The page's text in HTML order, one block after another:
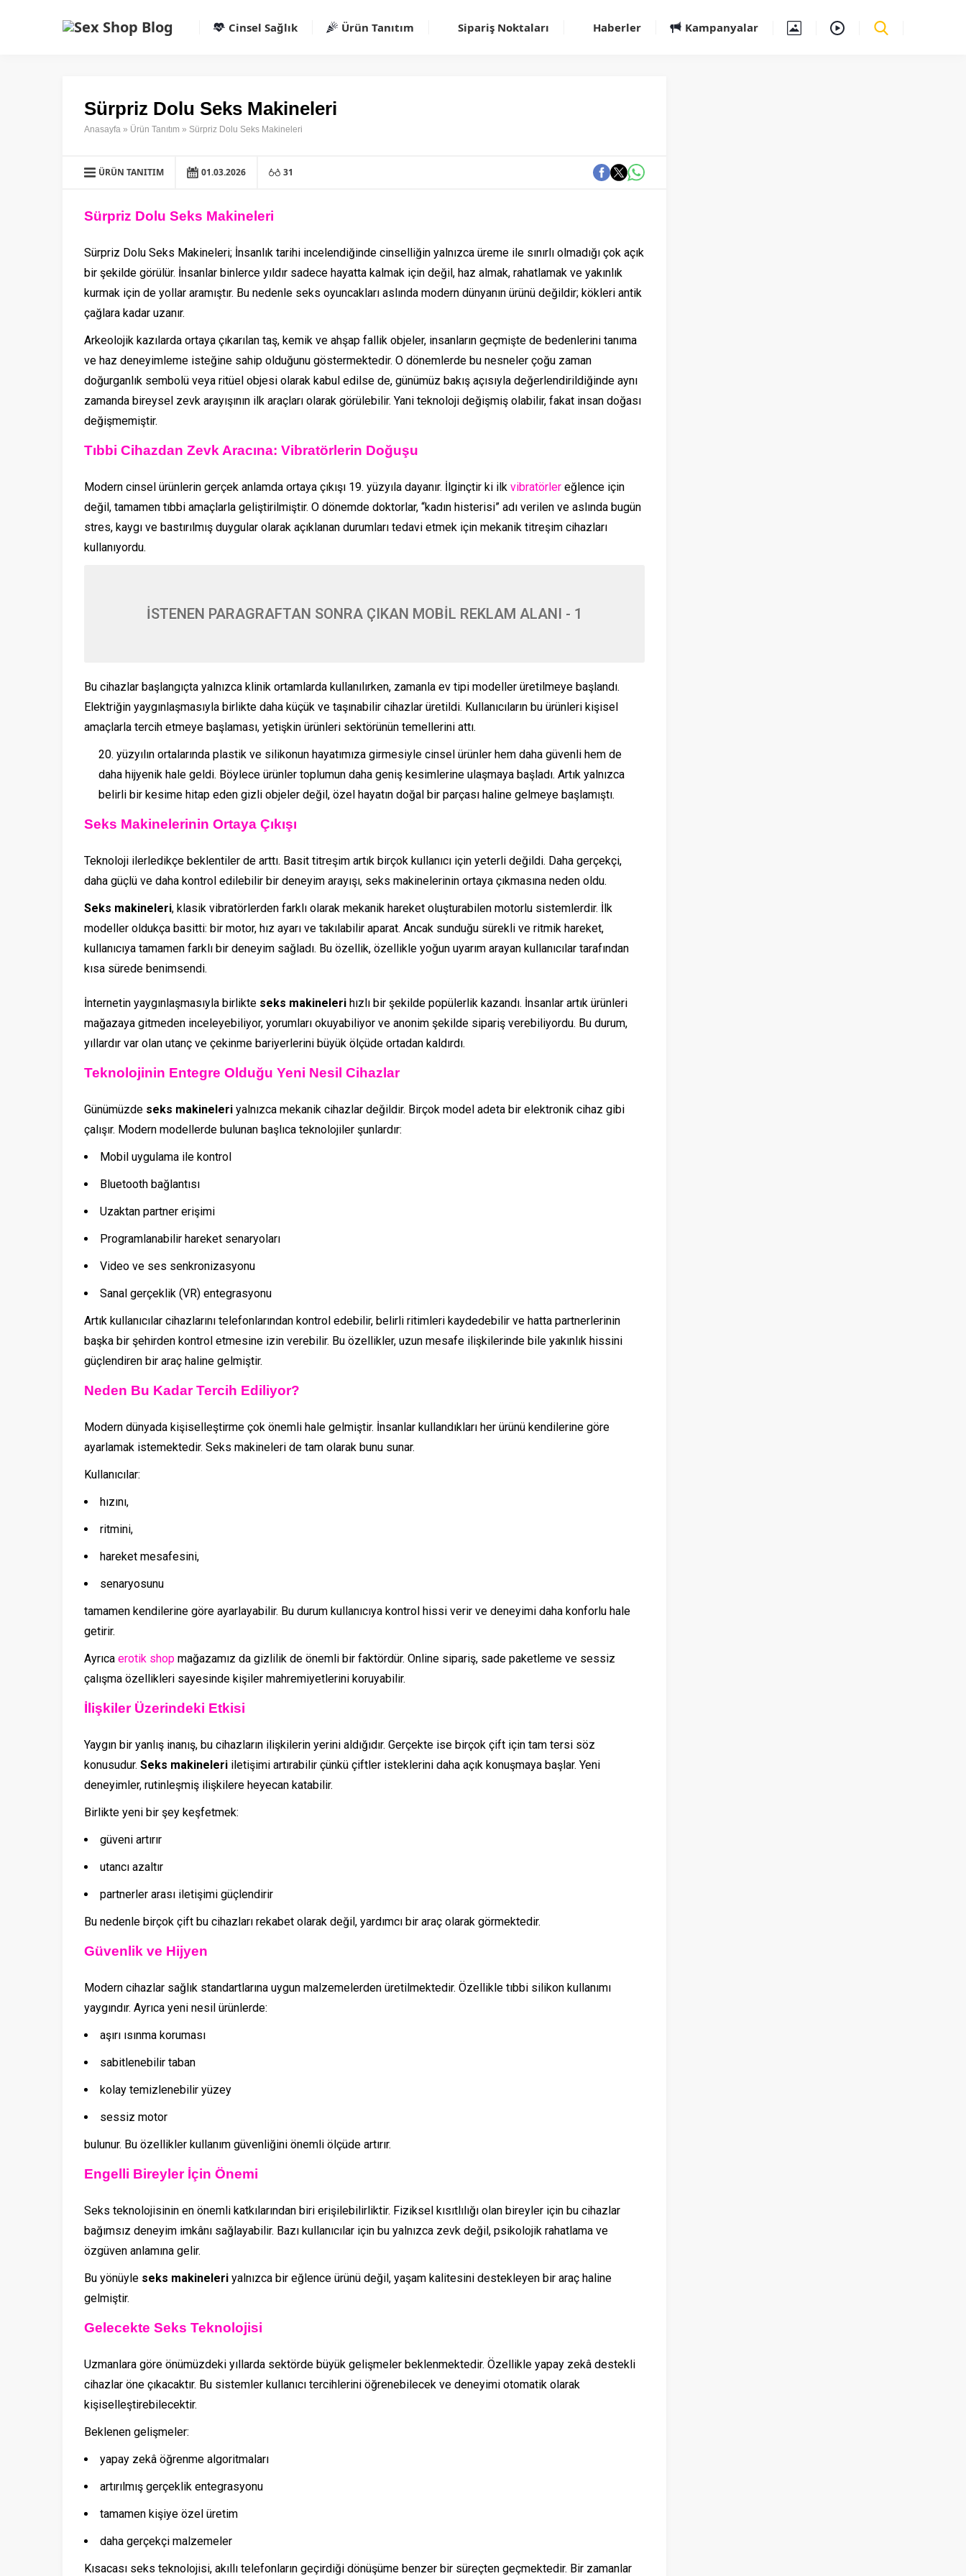
Cinsel Sağlık Ürün Tanıtım Sipariş Noktaları Haberler Kampanyalar
Sürpriz Dolu Seks Makineleri
Anasayfa » Ürün Tanıtım » Sürpriz Dolu Seks Makineleri
ÜRÜN TANITIM 01.03.2026 31
Sürpriz Dolu Seks Makineleri
Sürpriz Dolu Seks Makineleri; İnsanlık tarihi incelendiğinde cinselliğin yalnızca üreme ile sınırlı olmadığı çok açık
bir şekilde görülür. İnsanlar binlerce yıldır sadece hayatta kalmak için değil, haz almak, rahatlamak ve yakınlık
kurmak için de yollar aramıştır. Bu nedenle seks oyuncakları aslında modern dünyanın ürünü değildir; kökleri antik
çağlara kadar uzanır.
Arkeolojik kazılarda ortaya çıkarılan taş, kemik ve ahşap fallik objeler, insanların geçmişte de bedenlerini tanıma
ve haz deneyimleme isteğine sahip olduğunu göstermektedir. O dönemlerde bu nesneler çoğu zaman
doğurganlık sembolü veya ritüel objesi olarak kabul edilse de, günümüz bakış açısıyla değerlendirildiğinde aynı
zamanda bireysel zevk arayışının ilk araçları olarak görülebilir. Yani teknoloji değişmiş olabilir, fakat insan doğası
değişmemiştir.
Tıbbi Cihazdan Zevk Aracına: Vibratörlerin Doğuşu
Modern cinsel ürünlerin gerçek anlamda ortaya çıkışı 19. yüzyıla dayanır. İlginçtir ki ilk vibratörler eğlence için
değil, tamamen tıbbi amaçlarla geliştirilmiştir. O dönemde doktorlar, “kadın histerisi” adı verilen ve aslında bugün
stres, kaygı ve bastırılmış duygular olarak açıklanan durumları tedavi etmek için mekanik titreşim cihazları
kullanıyordu.
İSTENEN PARAGRAFTAN SONRA ÇIKAN MOBİL REKLAM ALANI - 1
Bu cihazlar başlangıçta yalnızca klinik ortamlarda kullanılırken, zamanla ev tipi modeller üretilmeye başlandı.
Elektriğin yaygınlaşmasıyla birlikte daha küçük ve taşınabilir cihazlar üretildi. Kullanıcıların bu ürünleri kişisel
amaçlarla tercih etmeye başlaması, yetişkin ürünleri sektörünün temellerini attı.
yüzyılın ortalarında plastik ve silikonun hayatımıza girmesiyle cinsel ürünler hem daha güvenli hem de
daha hijyenik hale geldi. Böylece ürünler toplumun daha geniş kesimlerine ulaşmaya başladı. Artık yalnızca
belirli bir kesime hitap eden gizli objeler değil, özel hayatın doğal bir parçası haline gelmeye başlamıştı.
Seks Makinelerinin Ortaya Çıkışı
Teknoloji ilerledikçe beklentiler de arttı. Basit titreşim artık birçok kullanıcı için yeterli değildi. Daha gerçekçi,
daha güçlü ve daha kontrol edilebilir bir deneyim arayışı, seks makinelerinin ortaya çıkmasına neden oldu.
Seks makineleri, klasik vibratörlerden farklı olarak mekanik hareket oluşturabilen motorlu sistemlerdir. İlk
modeller oldukça basitti: bir motor, hız ayarı ve takılabilir aparat. Ancak sunduğu sürekli ve ritmik hareket,
kullanıcıya tamamen farklı bir deneyim sağladı. Bu özellik, özellikle yoğun uyarım arayan kullanıcılar tarafından
kısa sürede benimsendi.
İnternetin yaygınlaşmasıyla birlikte seks makineleri hızlı bir şekilde popülerlik kazandı. İnsanlar artık ürünleri
mağazaya gitmeden inceleyebiliyor, yorumları okuyabiliyor ve anonim şekilde sipariş verebiliyordu. Bu durum,
yıllardır var olan utanç ve çekinme bariyerlerini büyük ölçüde ortadan kaldırdı.
Teknolojinin Entegre Olduğu Yeni Nesil Cihazlar
Günümüzde seks makineleri yalnızca mekanik cihazlar değildir. Birçok model adeta bir elektronik cihaz gibi
çalışır. Modern modellerde bulunan başlıca teknolojiler şunlardır:
Mobil uygulama ile kontrol
Bluetooth bağlantısı
Uzaktan partner erişimi
Programlanabilir hareket senaryoları
Video ve ses senkronizasyonu
Sanal gerçeklik (VR) entegrasyonu
Artık kullanıcılar cihazlarını telefonlarından kontrol edebilir, belirli ritimleri kaydedebilir ve hatta partnerlerinin
başka bir şehirden kontrol etmesine izin verebilir. Bu özellikler, uzun mesafe ilişkilerinde bile yakınlık hissini
güçlendiren bir araç haline gelmiştir.
Neden Bu Kadar Tercih Ediliyor?
Modern dünyada kişiselleştirme çok önemli hale gelmiştir. İnsanlar kullandıkları her ürünü kendilerine göre
ayarlamak istemektedir. Seks makineleri de tam olarak bunu sunar.
Kullanıcılar:
hızını,
ritmini,
hareket mesafesini,
senaryosunu
tamamen kendilerine göre ayarlayabilir. Bu durum kullanıcıya kontrol hissi verir ve deneyimi daha konforlu hale
getirir.
Ayrıca erotik shop mağazamız da gizlilik de önemli bir faktördür. Online sipariş, sade paketleme ve sessiz
çalışma özellikleri sayesinde kişiler mahremiyetlerini koruyabilir.
İlişkiler Üzerindeki Etkisi
Yaygın bir yanlış inanış, bu cihazların ilişkilerin yerini aldığıdır. Gerçekte ise birçok çift için tam tersi söz
konusudur. Seks makineleri iletişimi artırabilir çünkü çiftler isteklerini daha açık konuşmaya başlar. Yeni
deneyimler, rutinleşmiş ilişkilere heyecan katabilir.
Birlikte yeni bir şey keşfetmek:
güveni artırır
utancı azaltır
partnerler arası iletişimi güçlendirir
Bu nedenle birçok çift bu cihazları rekabet olarak değil, yardımcı bir araç olarak görmektedir.
Güvenlik ve Hijyen
Modern cihazlar sağlık standartlarına uygun malzemelerden üretilmektedir. Özellikle tıbbi silikon kullanımı
yaygındır. Ayrıca yeni nesil ürünlerde:
aşırı ısınma koruması
sabitlenebilir taban
kolay temizlenebilir yüzey
sessiz motor
bulunur. Bu özellikler kullanım güvenliğini önemli ölçüde artırır.
Engelli Bireyler İçin Önemi
Seks teknolojisinin en önemli katkılarından biri erişilebilirliktir. Fiziksel kısıtlılığı olan bireyler için bu cihazlar
bağımsız deneyim imkânı sağlayabilir. Bazı kullanıcılar için bu yalnızca zevk değil, psikolojik rahatlama ve
özgüven anlamına gelir.
Bu yönüyle seks makineleri yalnızca bir eğlence ürünü değil, yaşam kalitesini destekleyen bir araç haline
gelmiştir.
Gelecekte Seks Teknolojisi
Uzmanlara göre önümüzdeki yıllarda sektörde büyük gelişmeler beklenmektedir. Özellikle yapay zekâ destekli
cihazlar öne çıkacaktır. Bu sistemler kullanıcı tercihlerini öğrenebilecek ve deneyimi otomatik olarak
kişiselleştirebilecektir.
Beklenen gelişmeler:
yapay zekâ öğrenme algoritmaları
artırılmış gerçeklik entegrasyonu
tamamen kişiye özel üretim
daha gerçekçi malzemeler
Kısacası seks teknolojisi, akıllı telefonların geçirdiği dönüşüme benzer bir süreçten geçmektedir. Bir zamanlar